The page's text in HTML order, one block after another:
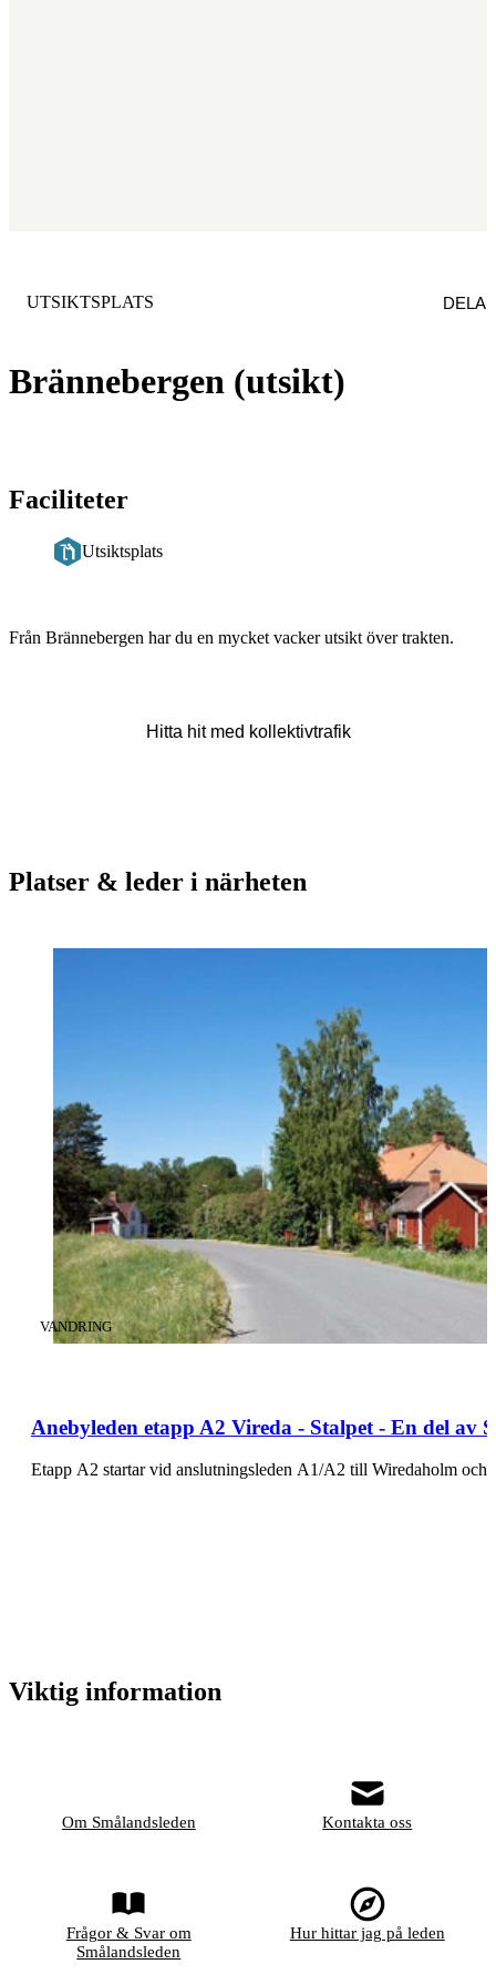
Brännebergen (utsikt)
KATEGORI:
UTSIKTSPLATS DELA
Faciliteter
Utsiktsplats
Beskrivning
Från Brännebergen har du en mycket vacker utsikt över trakten.
Hitta hit med kollektivtrafik
Platser & leder i närheten
Anebyleden etapp A2 Vireda - Stalpet - En del av
KATEGORI:
VANDRING
Etapp A2 startar vid anslutningsleden A1/A2 till Wiredaholm
Viktig information
Om Smålandsleden Kontakta oss
Frågor & Svar om
Smålandsleden
Hur hittar jag på leden